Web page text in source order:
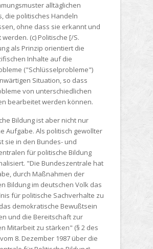
alltäglichen
die politisches Handeln
ohne dass sie erkannt und
(c) Politische [/S.
als Prinzip orientiert die
Inhalte auf die
("Schlüsselprobleme")
Situation, so dass
von unterschiedlichen
bearbeitet werden können.
Bildung ist aber nicht nur
Aufgabe. Als politisch gewollter
sie in den Bundes- und
für politische Bildung
"Die Bundeszentrale hat
durch Maßnahmen der
Bildung im deutschen Volk das
für politische Sachverhalte zu
demokratische Bewußtsein
und die Bereitschaft zur
Mitarbeit zu stärken" (§ 2 des
8. Dezember 1987 über die